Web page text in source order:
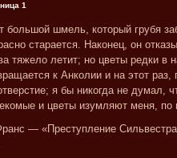
1
большой шмель, который грубя
старается. Наконец, он
тяжело летит; но цветы редки в
к Анколии и на этот
я бы никогда не
и цветы изумляют меня, по
— «Преступление